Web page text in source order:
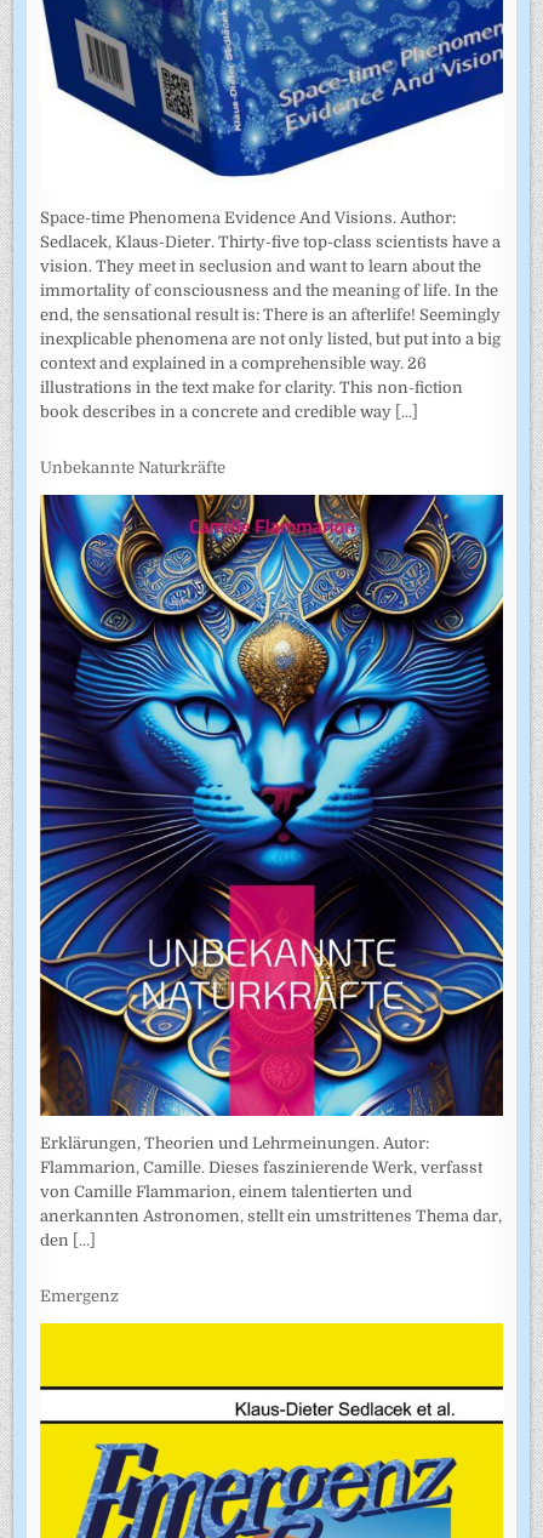
Space-time Phenomena Evidence And Visions. Author:
Sedlacek, Klaus-Dieter. Thirty-five top-class scientists have a
vision. They meet in seclusion and want to learn about the
immortality of consciousness and the meaning of life. In the
end, the sensational result is: There is an afterlife! Seemingly
inexplicable phenomena are not only listed, but put into a big
context and explained in a comprehensible way. 26
illustrations in the text make for clarity. This non-fiction
book describes in a concrete and credible way [...]
Unbekannte Naturkräfte
Erklärungen, Theorien und Lehrmeinungen. Autor:
Flammarion, Camille. Dieses faszinierende Werk, verfasst
von Camille Flammarion, einem talentierten und
anerkannten Astronomen, stellt ein umstrittenes Thema dar,
den [...]
Emergenz